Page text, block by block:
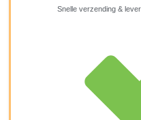
Snelle verzending &